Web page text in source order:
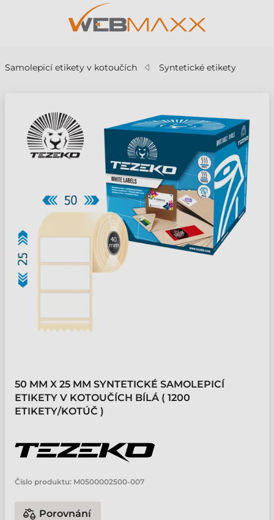
Samolepicí etikety v kotoučích Syntetické etikety
50 MM X 25 MM SYNTETICKÉ SAMOLEPICÍ
ETIKETY V KOTOUČÍCH BÍLÁ ( 1200
ETIKETY/KOTÚČ )
Číslo produktu: M0500002500-007
Porovnání